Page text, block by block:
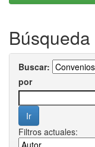
Búsqueda
Buscar:
por
Filtros actuales: